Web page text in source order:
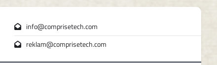
info@comprisetech.com
reklam@comprisetech.com